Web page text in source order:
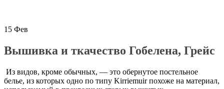
15 Фев
Вышивка и ткачество Гобелена, Грейс
Из видов, кроме обычных, — это обернутое постельное
белье, из которых одно по типу Kirriemuir похоже на материал,